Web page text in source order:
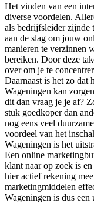
Het vinden van een
diverse voordelen.
als bedrijfsleider zijnde
aan de slag om jouw
manieren te verzinnen
bereiken. Door deze
over om je te
Daarnaast is het zo dat
Wageningen kan
dit dan vraag je je af?
stuk goedkoper dan
nog eens veel
voordeel van het
Wageningen is het
Een online
klant naar op zoek is
hier actief rekening
marketingmiddelen
Wageningen is dus